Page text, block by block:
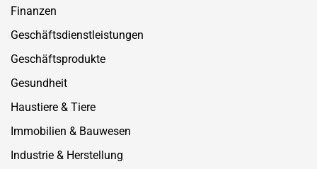
Finanzen
Geschäftsdienstleistungen
Geschäftsprodukte
Gesundheit
Haustiere & Tiere
Immobilien & Bauwesen
Industrie & Herstellung